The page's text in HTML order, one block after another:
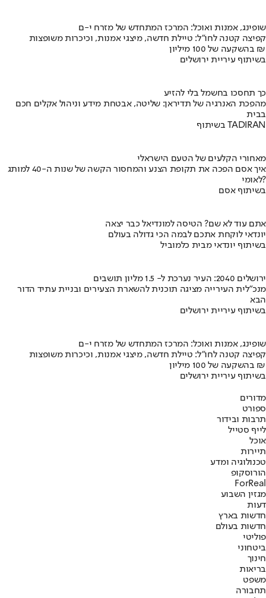
שופינג, אמנות ואוכל: המרכז המתחדש של מזרח י-ם
קפיצה קטנה לחו"ל: טיילת חדשה, מיצגי אמנות, וכיכרות משופצות
בהשקעה של 100 מיליון ₪
בשיתוף עיריית ירושלים
כך תחסכו בחשמל בלי להזיע
מהפכת האנרגיה של תדיראן: שליטה, אבטחת מידע וניהול אקלים חכם
בבית
בשיתוף TADIRAN
מאחורי הקלעים של הטעם הישראלי
איך אסם הפכה את תקופת הצנע והמחסור הקשה של שנות ה-40 למותג
לאומי?
בשיתוף אסם
אתם עוד לא שם? הטיסה למונדיאל כבר יצאה
יונדאי לוקחת אתכם לבמה הכי גדולה בעולם
בשיתוף יונדאי מבית כלמוביל
ירושלים 2040: העיר נערכת ל- 1.5 מליון תושבים
מנכ"לית העירייה מציגה תוכנית להשארת הצעירים ובניית עתיד הדור
הבא
בשיתוף עיריית ירושלים
שופינג, אמנות ואוכל: המרכז המתחדש של מזרח י-ם
קפיצה קטנה לחו"ל: טיילת חדשה, מיצגי אמנות, וכיכרות משופצות
בהשקעה של 100 מיליון ₪
בשיתוף עיריית ירושלים
מדורים
ספורט
תרבות ובידור
לייף סטייל
אוכל
תיירות
טכנולוגיה ומדע
הורוסקופ
ForReal
מגזין השבוע
דעות
חדשות בארץ
חדשות בעולם
פוליטי
ביטחוני
חינוך
בריאות
משפט
תחבורה